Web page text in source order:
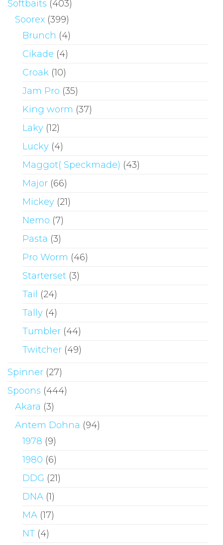
Softbaits (403)
Soorex (399)
Brunch (4)
Cikade (4)
Croak (10)
Jam Pro (35)
King worm (37)
Laky (12)
Lucky (4)
Maggot( Speckmade) (43)
Major (66)
Mickey (21)
Nemo (7)
Pasta (3)
Pro Worm (46)
Starterset (3)
Tail
(24)
Tally (4)
Tumbler (44)
Twitcher (49)
Spinner (27)
Spoons (444)
Akara (3)
Antem Dohna (94)
1978 (9)
1980 (6)
DDG (21)
DNA (1)
MA (17)
NT (4)